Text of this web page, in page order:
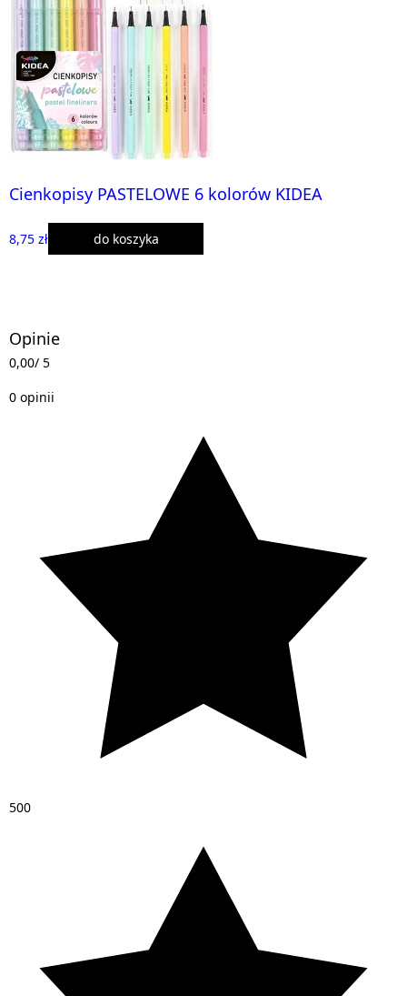
Cienkopisy PASTELOWE 6 kolorów KIDEA
8,75 zł do koszyka
Opinie
0,00/ 5
0 opinii
500